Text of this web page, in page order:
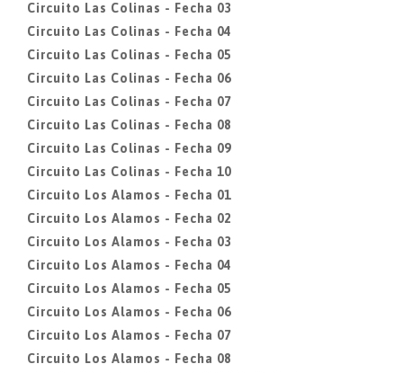
Circuito Las Colinas - Fecha 03
Circuito Las Colinas - Fecha 04
Circuito Las Colinas - Fecha 05
Circuito Las Colinas - Fecha 06
Circuito Las Colinas - Fecha 07
Circuito Las Colinas - Fecha 08
Circuito Las Colinas - Fecha 09
Circuito Las Colinas - Fecha 10
Circuito Los Alamos - Fecha 01
Circuito Los Alamos - Fecha 02
Circuito Los Alamos - Fecha 03
Circuito Los Alamos - Fecha 04
Circuito Los Alamos - Fecha 05
Circuito Los Alamos - Fecha 06
Circuito Los Alamos - Fecha 07
Circuito Los Alamos - Fecha 08